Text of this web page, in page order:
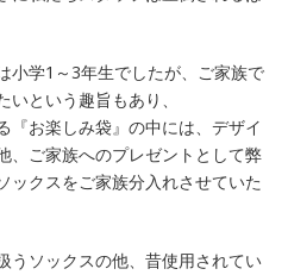
小学1～3年生でしたが、ご家族で
という趣旨もあり、
『お楽しみ袋』の中には、デザイ
、ご家族へのプレゼントとして弊
ックスをご家族分入れさせていた
うソックスの他、昔使用されてい